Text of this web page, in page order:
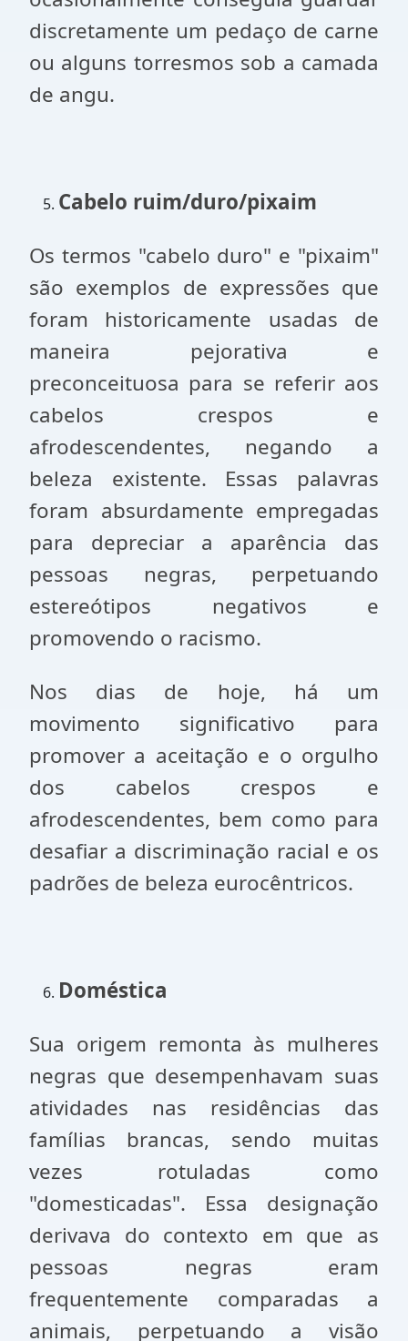
discretamente um pedaço de carne
ou alguns torresmos sob a camada
de angu.
Cabelo ruim/duro/pixaim
Os termos "cabelo duro" e "pixaim"
são exemplos de expressões que
foram historicamente usadas de
maneira pejorativa e
preconceituosa para se referir aos
cabelos crespos e
afrodescendentes, negando a
beleza existente. Essas palavras
foram absurdamente empregadas
para depreciar a aparência das
pessoas negras, perpetuando
estereótipos negativos e
promovendo o racismo.
Nos dias de hoje, há um
movimento significativo para
promover a aceitação e o orgulho
dos cabelos crespos e
afrodescendentes, bem como para
desafiar a discriminação racial e os
padrões de beleza eurocêntricos.
Doméstica
Sua origem remonta às mulheres
negras que desempenhavam suas
atividades nas residências das
famílias brancas, sendo muitas
vezes rotuladas como
"domesticadas". Essa designação
derivava do contexto em que as
pessoas negras eram
frequentemente comparadas a
animais, perpetuando a visão